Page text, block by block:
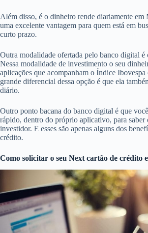
Além disso, é o dinheiro rende diariamente em
uma excelente vantagem para quem está em
curto prazo.
Outra modalidade ofertada pelo banco digital
Nessa modalidade de investimento o seu
aplicações que acompanham o Índice
grande diferencial dessa opção é que ela
diário.
Outro ponto bacana do banco digital é que
rápido, dentro do próprio aplicativo, para saber
investidor. E esses são apenas alguns dos
crédito.
Como solicitar o seu Next cartão de crédito